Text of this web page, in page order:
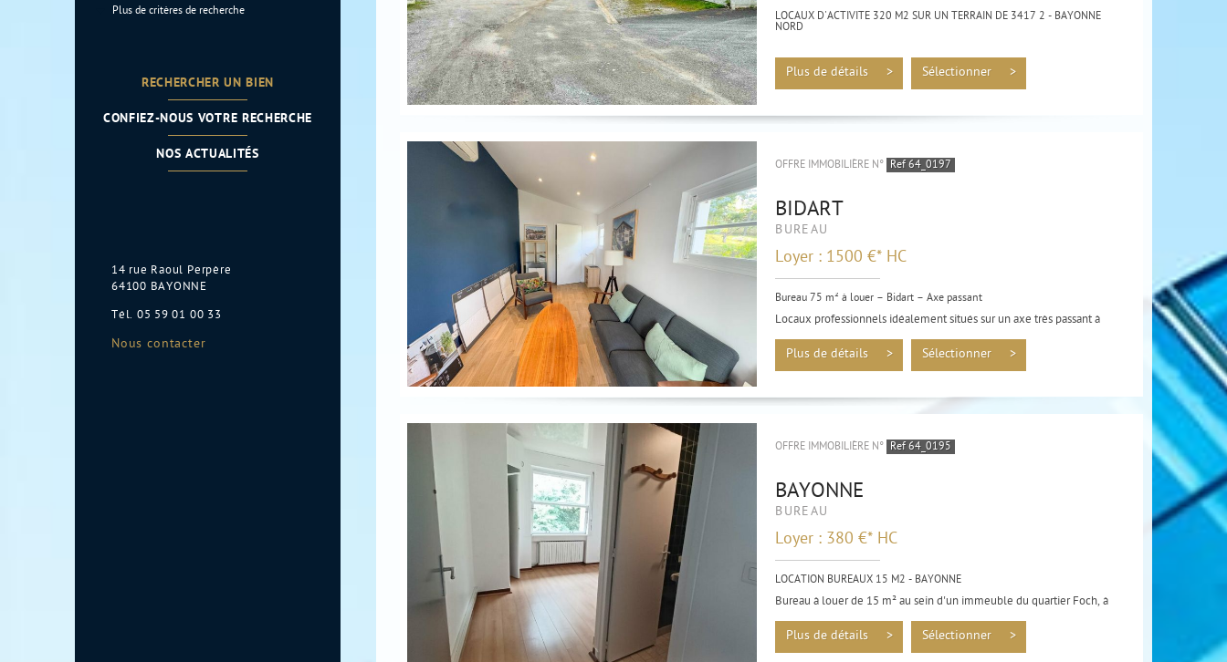
Plus de critères de recherche
RECHERCHER UN BIEN
CONFIEZ-NOUS VOTRE RECHERCHE
NOS ACTUALITÉS
14 rue Raoul Perpère
64100 BAYONNE
Tél. 05 59 01 00 33
Nous contacter
LOCAUX D'ACTIVITE 320 M2 SUR UN TERRAIN DE 3417 2 - BAYONNE
NORD
Plus de détails > Sélectionner >
OFFRE IMMOBILIÈRE N° Ref 64_0197
BIDART
BUREAU
Loyer : 1500 €* HC
Bureau 75 m² à louer – Bidart – Axe passant
Locaux professionnels idéalement situés sur unaxe très passant à
Bidart
Plus de détails > Sélectionner >
OFFRE IMMOBILIÈRE N° Ref 64_0195
BAYONNE
BUREAU
Loyer : 380 €* HC
LOCATION BUREAUX 15 M2 - BAYONNE
Bureau à louer de 15 m² au sein d'un immeuble du quartier Foch, à
deux pas du cœur de...
Plus de détails > Sélectionner >